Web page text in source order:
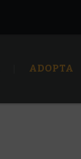
ADOPTA